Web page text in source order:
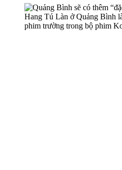
Hang Tú Làn ở Quảng Bình
phim trường trong bộ phim